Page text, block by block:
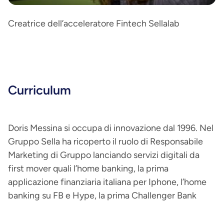
Creatrice dell’acceleratore Fintech Sellalab
Curriculum
Doris Messina si occupa di innovazione dal 1996. Nel
Gruppo Sella ha ricoperto il ruolo di Responsabile
Marketing di Gruppo lanciando servizi digitali da
first mover quali l’home banking, la prima
applicazione finanziaria italiana per Iphone, l’home
banking su FB e Hype, la prima Challenger Bank